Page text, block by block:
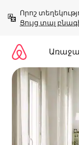
բովանդակությանը
Ցույց տալ